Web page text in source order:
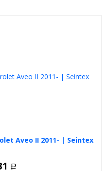
Aveo II 2011- | Seintex
Р